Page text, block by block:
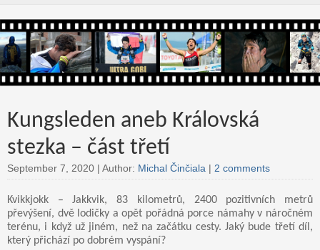
Kungsleden aneb Královská
stezka – část třetí
September 7, 2020 | Author: Michal Činčiala | 2 comments
Kvikkjokk – Jakkvik, 83 kilometrů, 2400 pozitivních metrů
převýšení, dvě lodičky a opět pořádná porce námahy v náročném
terénu, i když už jiném, než na začátku cesty. Jaký bude třetí díl,
který přichází po dobrém vyspání?